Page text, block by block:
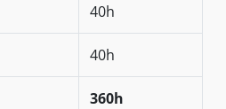
40h
40h
360h